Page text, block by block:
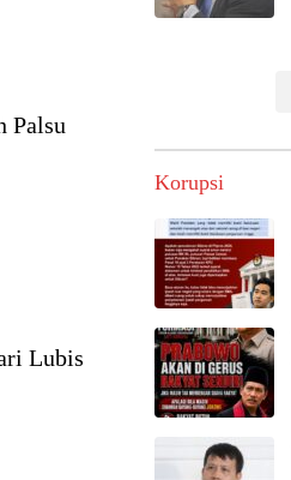
Palsu
Lubis
Korupsi